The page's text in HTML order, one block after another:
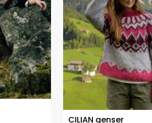
CILIAN genser